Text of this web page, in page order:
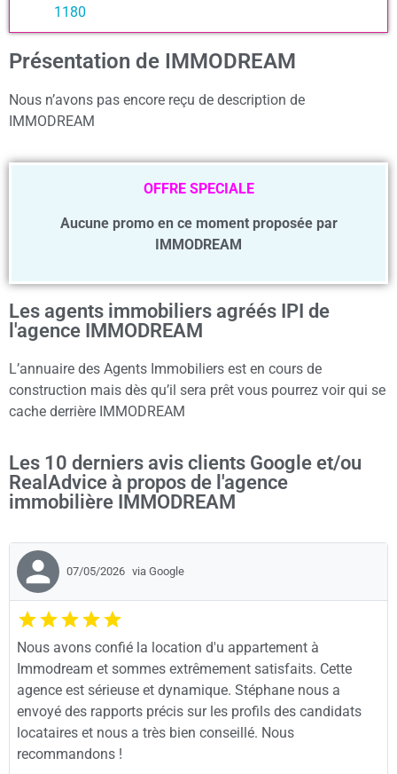
1180
Présentation de IMMODREAM
Nous n’avons pas encore reçu de description de
IMMODREAM
OFFRE SPECIALE
Aucune promo en ce moment proposée par
IMMODREAM
Les agents immobiliers agréés IPI de
l'agence IMMODREAM
L’annuaire des Agents Immobiliers est en cours de
construction mais dès qu’il sera prêt vous pourrez voir qui se
cache derrière IMMODREAM
Les 10 derniers avis clients Google et/ou
RealAdvice à propos de l'agence
immobilière IMMODREAM
07/05/2026 via Google
Nous avons confié la location d'u appartement à
Immodream et sommes extrêmement satisfaits. Cette
agence est sérieuse et dynamique. Stéphane nous a
envoyé des rapports précis sur les profils des candidats
locataires et nous a très bien conseillé. Nous
recommandons !